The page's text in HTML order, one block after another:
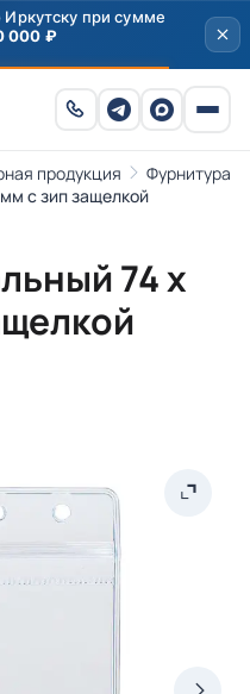
Иркутску при сумме
000 ₽
продукция
Фурнитура
с зип защелкой
74 х